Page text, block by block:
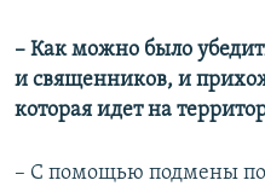
– Как можно было
и священников, и
которая идет на
– С помощью подмены